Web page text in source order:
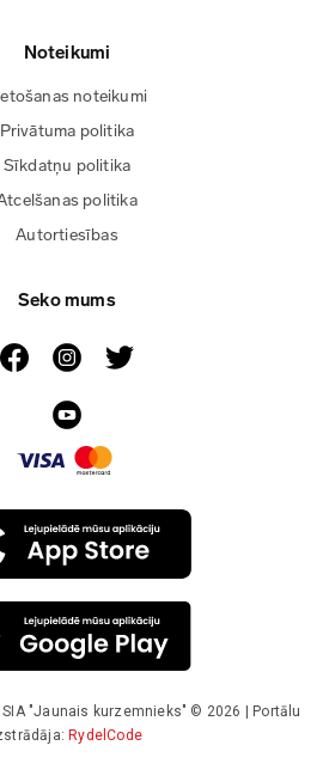
Noteikumi
noteikumi
Privātuma politika
Sīkdatņu politika
politika
Autortiesības
Seko mums
"Jaunais kurzemnieks" © 2026 | Portālu
RydelCode